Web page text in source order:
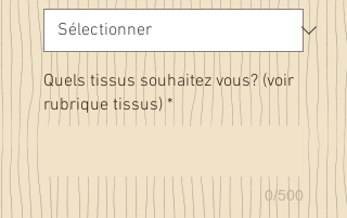
Quels tissus souhaitez vous? (voir
rubrique tissus) *
0/500